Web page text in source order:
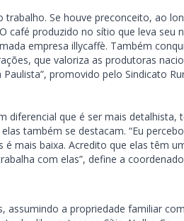
Se houve preconceito, ao
café produzido no sítio que leva seu
empresa illycaffè. Também
que valoriza as produtoras
promovido pelo Sindicato
diferencial que é ser mais detalhista,
também se destacam. “Eu
mais baixa. Acredito que elas têm
com elas”, define a
a propriedade familiar